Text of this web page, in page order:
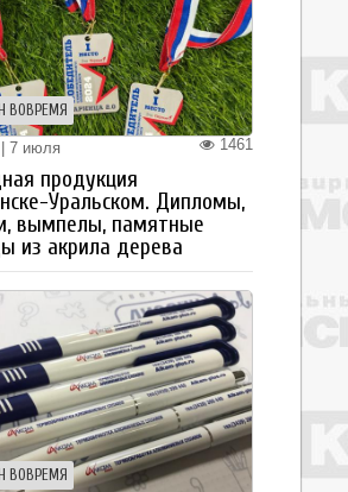
ВОВРЕМЯ
1461
7 июля
продукция
Уральском. Дипломы,
вымпелы, памятные
из акрила дерева
ВОВРЕМЯ